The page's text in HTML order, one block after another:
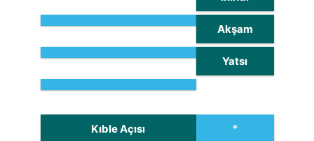
Akşam
Yatsı
Kıble Açısı °